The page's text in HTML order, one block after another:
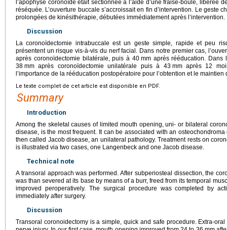
l’apophyse coronoïde était sectionnée à l’aide d’une fraise-boule, libérée
réséquée. L’ouverture buccale s’accroissait en fin d’intervention. Le geste
prolongées de kinésithérapie, débutées immédiatement après l’intervention.
Discussion
La coronoïdectomie intrabuccale est un geste simple, rapide et peu
présentent un risque vis-à-vis du nerf facial. Dans notre premier cas,
après coronoïdectomie bilatérale, puis à 40 mm après rééducation.
38 mm après coronoïdectomie unilatérale puis à 43 mm après 12
l’importance de la rééducation postopératoire pour l’obtention et le
Le texte complet de cet article est disponible en PDF.
Summary
Introduction
Among the skeletal causes of limited mouth opening, uni- or bilateral
disease, is the most frequent. It can be associated with an
then called Jacob disease, an unilateral pathology. Treatment rests on
is illustrated via two cases, one Langenbeck and one Jacob disease.
Technical note
A transoral approach was performed. After subperiosteal dissection, the
was than severed at its base by means of a burr, freed from its temporal
improved peroperatively. The surgical procedure was completed by
immediately after surgery.
Discussion
Transoral coronoidectomy is a simple, quick and safe procedure. Extra-